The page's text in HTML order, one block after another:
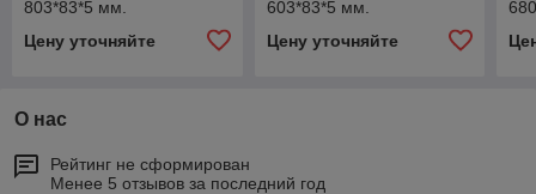
803*83*5 мм.
Цену уточняйте
603*83*5 мм.
Цену уточняйте
О нас
Рейтинг не сформирован
Менее 5 отзывов за последний год